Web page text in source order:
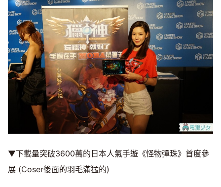
▼下載量突破3600萬的日本人氣手遊《怪物彈珠》首度參
展 (Coser後面的羽毛滿猛的)